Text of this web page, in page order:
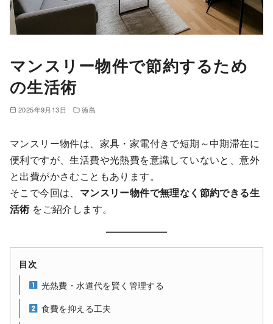
マンスリー物件で節約するため
の生活術
2025年9月13日 徳島
マンスリー物件は、家具・家電付きで短期～中期滞在に
便利ですが、生活費や光熱費を意識していないと、意外
と出費がかさむこともあります。
そこで今回は、 マンスリー物件で無理なく節約できる生
活術 をご紹介します。
目次
光熱費・水道代を賢く管理する
食費を抑える工夫